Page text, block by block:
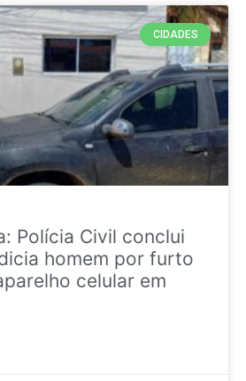
CIDADES
Polícia Civil conclui
homem por furto
celular em